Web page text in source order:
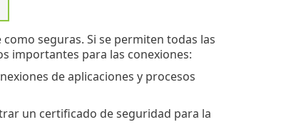
seguras. Si se permiten todas las
importantes para las conexiones:
de aplicaciones y procesos
un certificado de seguridad para la